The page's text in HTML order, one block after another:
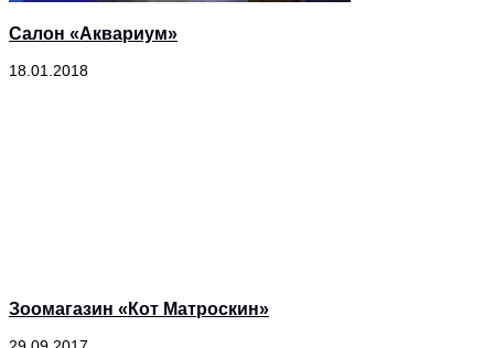
Салон «Аквариум»
18.01.2018
Зоомагазин «Кот Матроскин»